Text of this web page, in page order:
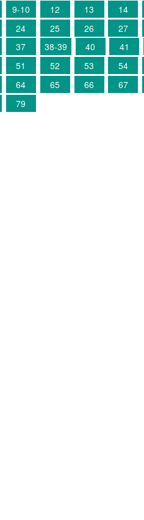
9-10 12 13 14
24 25 26 27
37 38-39 40 41
51 52 53 54
64 65 66 67
79